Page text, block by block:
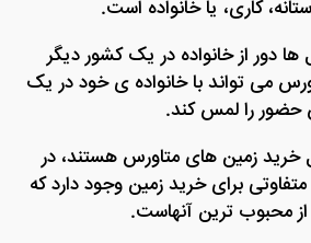
کاری، یا خانواده است.
دور از خانواده در یک کشور دیگر
می تواند با خانواده ی خود در یک
را لمس کند.
خرید زمین های متاورس هستند، در
برای خرید زمین وجود دارد که
محبوب ترین آنهاست.